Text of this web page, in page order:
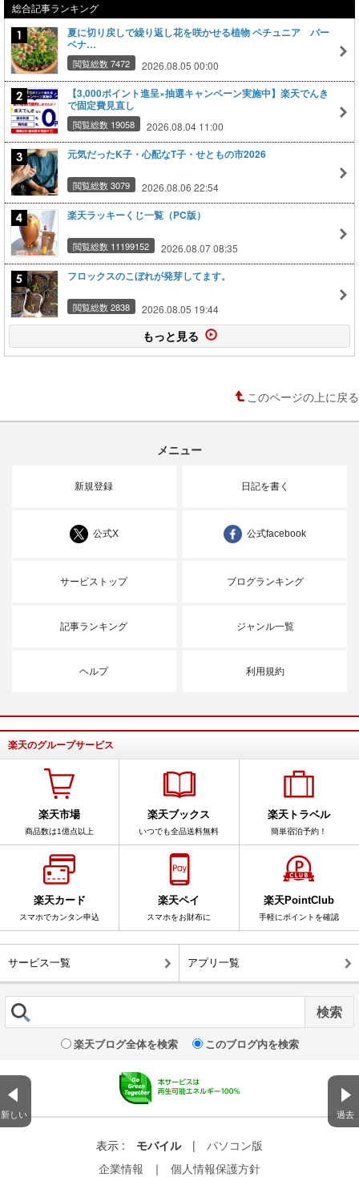
新しい 過去
総合記事ランキング
夏に切り戻しで繰り返し花を咲かせる植物 ペチュニア バー
ベナ…
閲覧総数 7472 2026.08.05 00:00
【3,000ポイント進呈×抽選キャンペーン実施中】楽天でんき
で固定費見直し
閲覧総数 19058 2026.08.04 11:00
元気だったK子・心配なT子・せともの市2026
閲覧総数 3079 2026.08.06 22:54
楽天ラッキーくじ一覧（PC版）
閲覧総数 11199152 2026.08.07 08:35
フロックスのこぼれが発芽してます。
閲覧総数 2838 2026.08.05 19:44
もっと見る
このページの上に戻る
メニュー
新規登録 日記を書く
公式X 公式facebook
サービストップ ブログランキング
記事ランキング ジャンル一覧
ヘルプ 利用規約
楽天のグループサービス
楽天市場
商品数は1億点以上
楽天ブックス
いつでも全品送料無料
楽天トラベル
簡単宿泊予約！
楽天カード
スマホでカンタン申込
楽天ペイ
スマホをお財布に
楽天PointClub
手軽にポイントを確認
サービス一覧 アプリ一覧
楽天ブログ全体を検索 このブログ内を検索
表示 : モバイル |
パソコン版
企業情報
｜ 個人情報保護方針